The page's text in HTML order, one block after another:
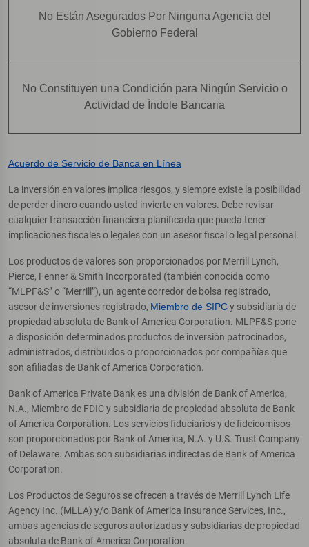
No Están Asegurados Por Ninguna Agencia del
Gobierno Federal
No Constituyen una Condición para Ningún Servicio o
Actividad de Índole Bancaria
Acuerdo de Servicio de Banca en Línea
La inversión en valores implica riesgos, y siempre existe la posibilidad
de perder dinero cuando usted invierte en valores. Debe revisar
cualquier transacción financiera planificada que pueda tener
implicaciones fiscales o legales con un asesor fiscal o legal personal.
Los productos de valores son proporcionados por Merrill Lynch,
Pierce, Fenner & Smith Incorporated (también conocida como
“MLPF&S” o “Merrill”), un agente corredor de bolsa registrado,
asesor de inversiones registrado, Miembro de SIPCy subsidiaria de
propiedad absoluta de Bank of America Corporation. MLPF&S pone
a disposición determinados productos de inversión patrocinados,
administrados, distribuidos o proporcionados por compañías que
son afiliadas de Bank of America Corporation.
Bank of America Private Bank es una división de Bank of America,
N.A., Miembro de FDIC y subsidiaria de propiedad absoluta de Bank
of America Corporation. Los servicios fiduciarios y de fideicomisos
son proporcionados por Bank of America, N.A. y U.S. Trust Company
of Delaware. Ambas son subsidiarias indirectas de Bank of America
Corporation.
Los Productos de Seguros se ofrecen a través de Merrill Lynch Life
Agency Inc. (MLLA) y/o Bank of America Insurance Services, Inc.,
ambas agencias de seguros autorizadas y subsidiarias de propiedad
absoluta de Bank of America Corporation.